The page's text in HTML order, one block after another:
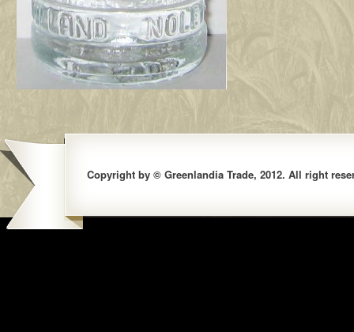
Copyright by © Greenlandia Trade, 2012. All right